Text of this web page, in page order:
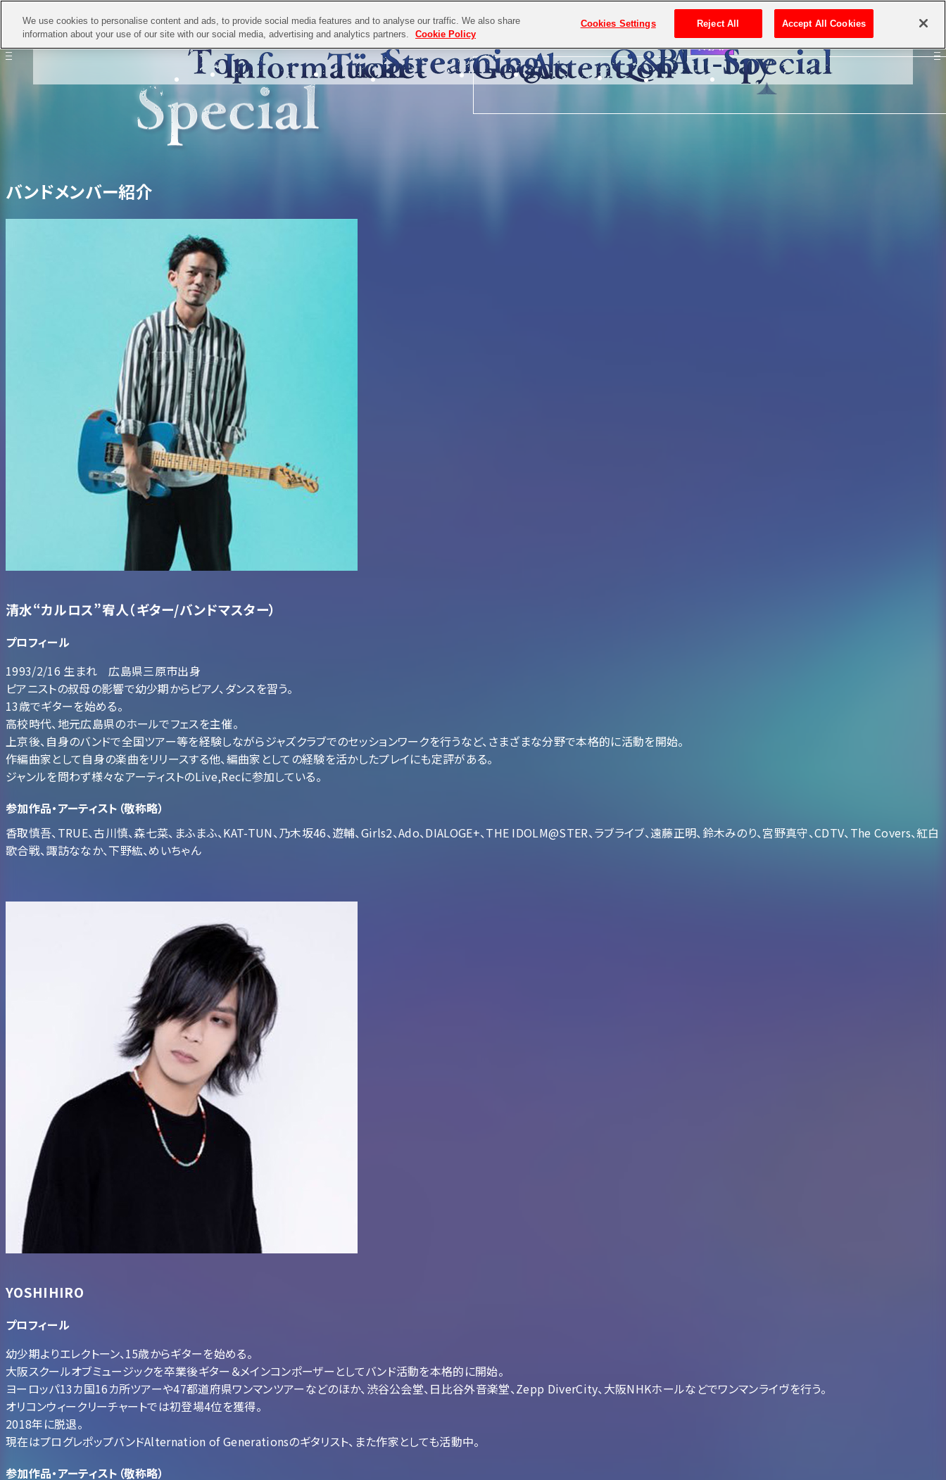
バンドメンバー紹介
清水“カルロス”宥人（ギター/バンドマスター）
プロフィール
1993/2/16 生まれ 広島県三原市出身
ピアニストの叔母の影響で幼少期からピアノ、ダンスを習う。
13歳でギターを始める。
高校時代、地元広島県のホールでフェスを主催。
上京後、自身のバンドで全国ツアー等を経験しながらジャズクラブでのセッションワークを行うなど、さまざまな分野で本格的に活動を開始。
作編曲家として自身の楽曲をリリースする他、編曲家としての経験を活かしたプレイにも定評がある。
ジャンルを問わず様々なアーティストのLive,Recに参加している。
参加作品・アーティスト（敬称略）
香取慎吾、TRUE、古川慎、森七菜、まふまふ、KAT-TUN、乃木坂46、遊輔、Girls2、Ado、DIALOGE+、THE IDOLM@STER、ラブライブ、遠藤正明、鈴木みのり、宮野真守、CDTV、The Covers、紅白
歌合戦、諏訪ななか、下野紘、めいちゃん
YOSHIHIRO
プロフィール
幼少期よりエレクトーン、15歳からギターを始める。
大阪スクールオブミュージックを卒業後ギター＆メインコンポーザーとしてバンド活動を本格的に開始。
ヨーロッパ13カ国16カ所ツアーや47都道府県ワンマンツアーなどのほか、渋谷公会堂、日比谷外音楽堂、Zepp DiverCity、大阪NHKホールなどでワンマンライヴを行う。
オリコンウィークリーチャートでは初登場4位を獲得。
2018年に脱退。
現在はプログレポップバンドAlternation of Generationsのギタリスト、また作家としても活動中。
参加作品・アーティスト（敬称略）
We use cookies to personalise content and ads, to provide social media features and to analyse our traffic. We also share
information about your use of our site with our social media, advertising and analytics partners.
Cookie Policy
Cookies Settings Reject All Accept All Cookies